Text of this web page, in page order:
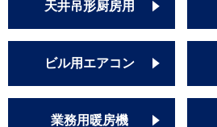
天井吊形厨房用
ビル用エアコン
業務用暖房機